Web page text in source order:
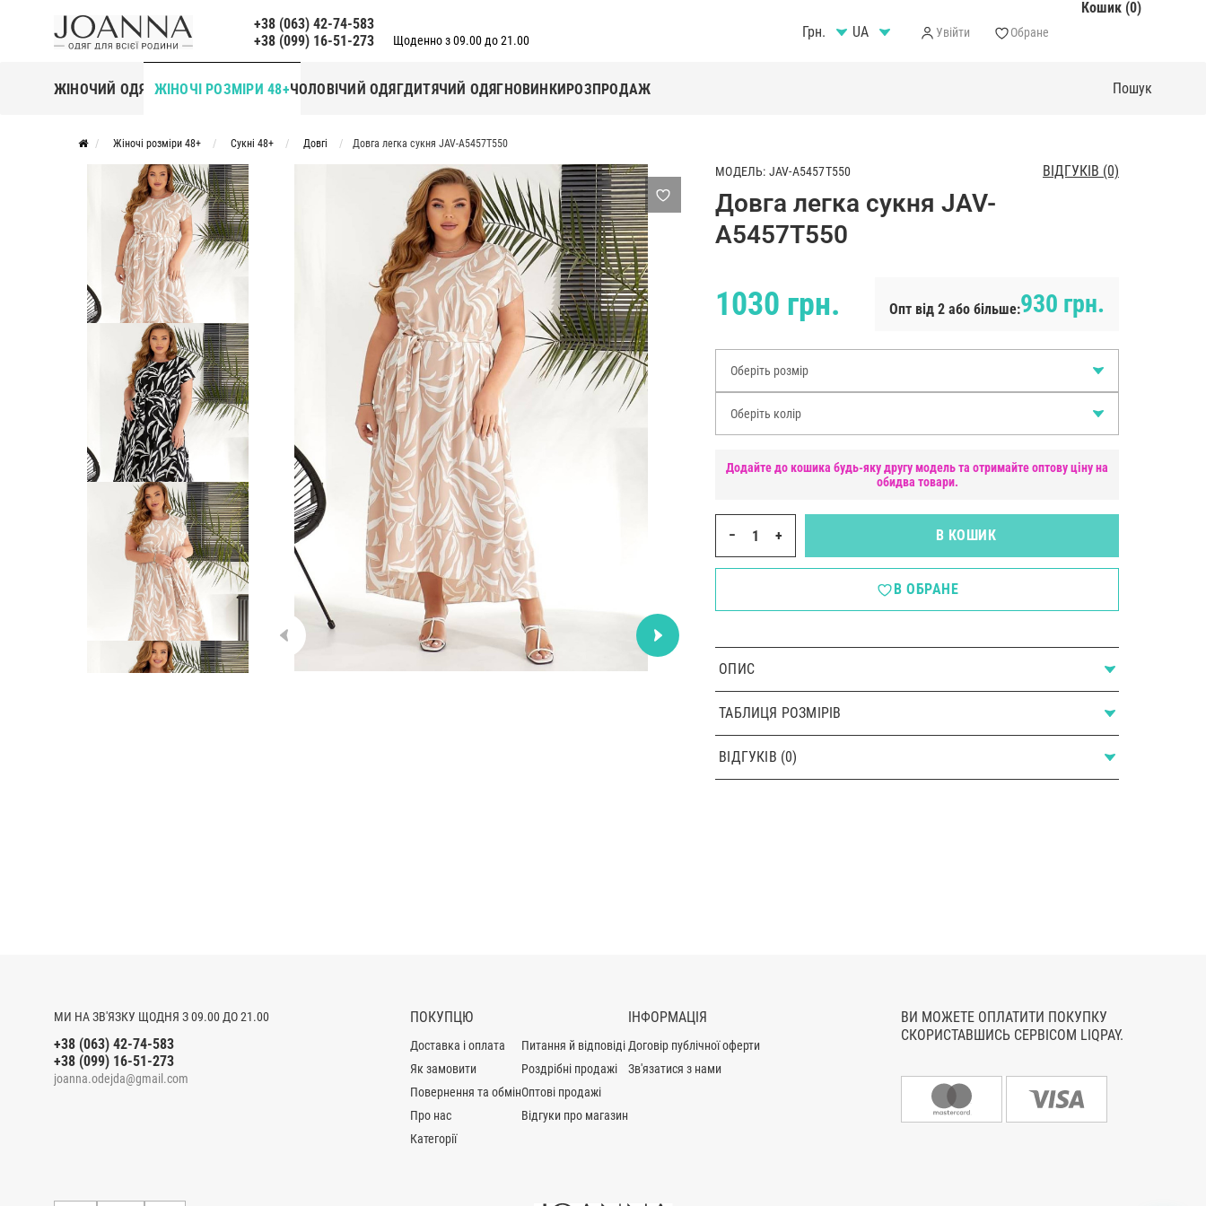
+38 (063) 42-74-583
+38 (099) 16-51-273
Щоденно з 09.00 до 21.00 Грн. Увійти Обране
Кошик (0)
ЖІНОЧИЙ ОДЯГ ЖІНОЧІ РОЗМІРИ 48+ЧОЛОВІЧИЙ ОДЯГДИТЯЧИЙ ОДЯГНОВИНКИРОЗПРОДАЖ
Жіночі розміри 48+ Сукні 48+ Довгі Довга легка сукня JAV-A5457T550
МОДЕЛЬ: JAV-A5457T550 ВІДГУКІВ (0)
Довга легка сукня JAV-
A5457T550
1030 грн. Опт від 2 або більше:930 грн.
Оберіть розмір
Оберіть колір
Додайте до кошика будь-яку другу модель та отримайте оптову ціну на
обидва товари.
− + В КОШИК
В ОБРАНЕ
ОПИС
ТАБЛИЦЯ РОЗМІРІВ
ВІДГУКІВ (0)
МИ НА ЗВ'ЯЗКУ ЩОДНЯ З 09.00 ДО 21.00
+38 (063) 42-74-583
+38 (099) 16-51-273
joanna.odejda@gmail.com
ПОКУПЦЮ
Доставка і оплата
Як замовити
Повернення та обмін
Про нас
Категорії
Питання й відповіді
Роздрібні продажі
Оптові продажі
Відгуки про магазин
ІНФОРМАЦІЯ
Договір публічної оферти
Зв'язатися з нами
ВИ МОЖЕТЕ ОПЛАТИТИ ПОКУПКУ
СКОРИСТАВШИСЬ СЕРВІСОМ LIQPAY.